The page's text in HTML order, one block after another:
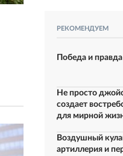
РЕКОМЕНДУЕМ
Победа и
Не просто
создает
для мирной
Воздушный
артиллерия и